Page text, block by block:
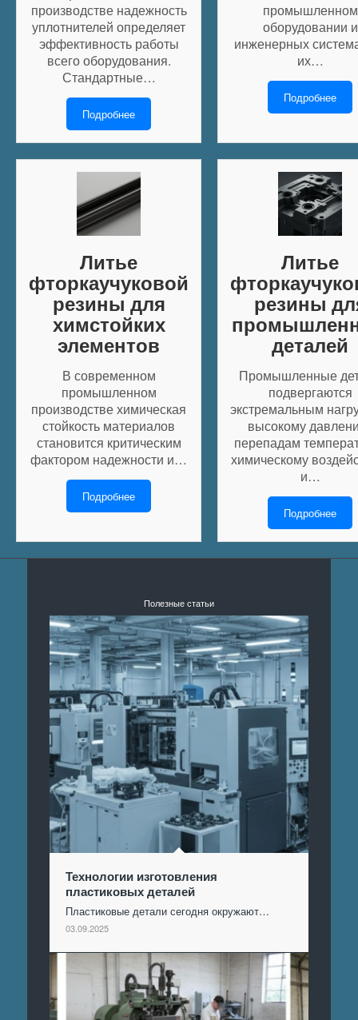
производстве надежность
уплотнителей определяет
эффективность работы
всего оборудования.
Стандартные…
Подробнее
промышленном
оборудовании и
инженерных
их…
Подробнее
Литье
фторкаучуковой
резины для
химстойких
элементов
В современном
промышленном
производстве химическая
стойкость материалов
становится критическим
фактором надежности и…
Подробнее
Литье
резины
деталей
Промышленные
подвергаются
экстремальным
высокому
перепадам
химическому
и…
Подробнее
Полезные статьи
Технологии изготовления
пластиковых деталей
Пластиковые детали сегодня окружают…
03.09.2025